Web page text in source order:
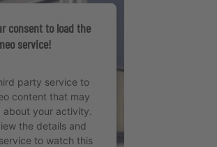
consent to load the
service!
party service to
content that may
about your activity.
the details and
to watch this